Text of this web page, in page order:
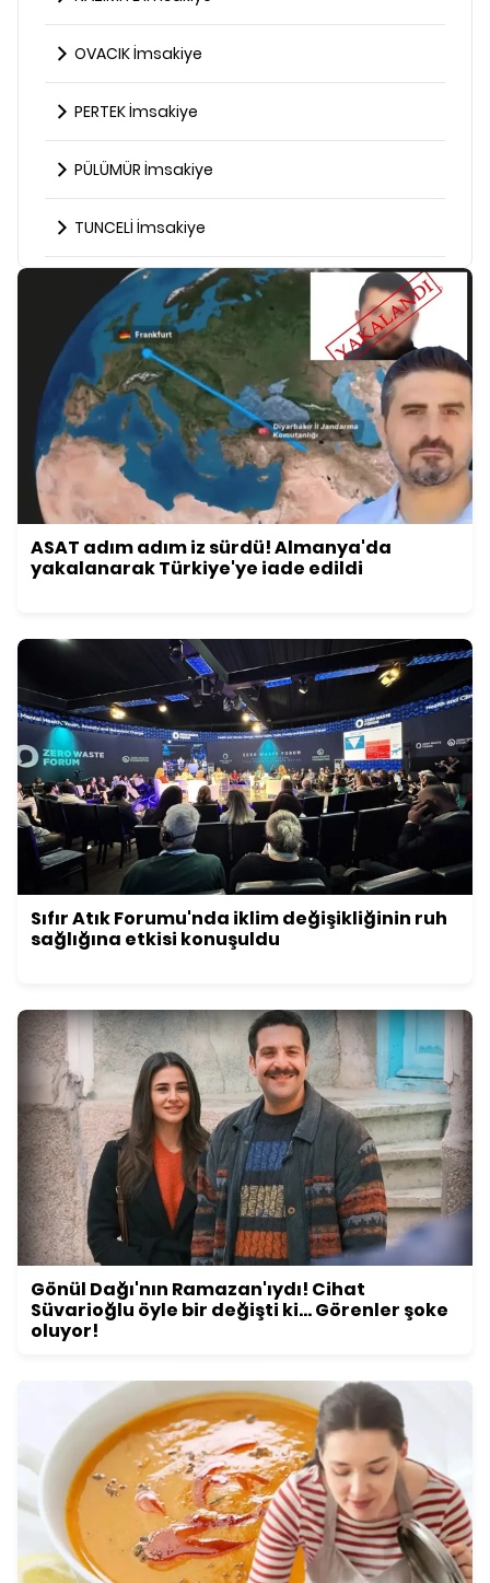
OVACIK İmsakiye
PERTEK İmsakiye
PÜLÜMÜR İmsakiye
TUNCELİ İmsakiye
ASAT adım adım iz sürdü! Almanya'da
yakalanarak Türkiye'ye iade edildi
Sıfır Atık Forumu'nda iklim değişikliğinin ruh
sağlığına etkisi konuşuldu
Gönül Dağı'nın Ramazan'ıydı! Cihat
Süvarioğlu öyle bir değişti ki... Görenler şoke
oluyor!